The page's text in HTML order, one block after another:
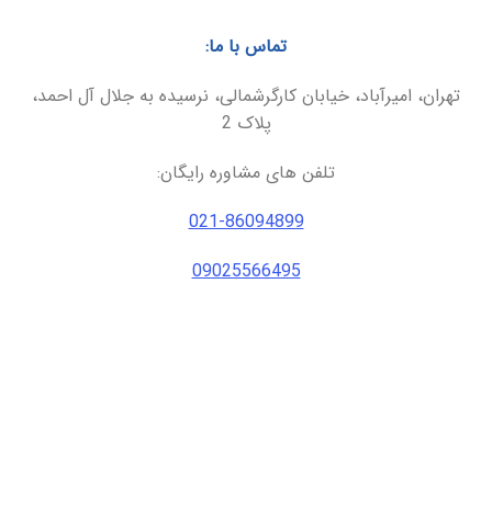
تماس با ما:
تهران، امیرآباد، خیابان کارگرشمالی، نرسیده به جلال آل احمد،
پلاک 2
تلفن های مشاوره رایگان:
021-86094899
09025566495